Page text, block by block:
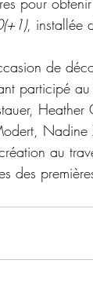
, installée
de
participé
Heather
au
des